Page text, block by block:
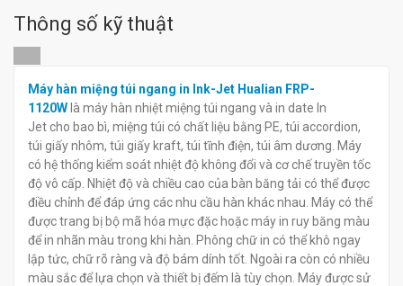
770III
0đ 0 đ
Thông số kỹ thuật
Máy hàn miệng túi ngang in Ink-Jet Hualian FRP-
1120W là máy hàn nhiệt miệng túi ngang và in date In
Jet cho bao bì, miệng túi có chất liệu bằng PE, túi accordion,
túi giấy nhôm, túi giấy kraft, túi tĩnh điện, túi âm dương. Máy
có hệ thống kiểm soát nhiệt độ không đổi và cơ chế truyền tốc
độ vô cấp. Nhiệt độ và chiều cao của bàn băng tải có thể được
điều chỉnh để đáp ứng các nhu cầu hàn khác nhau. Máy có thể
được trang bị bộ mã hóa mực đặc hoặc máy in ruy băng màu
để in nhãn màu trong khi hàn. Phông chữ in có thể khô ngay
lập tức, chữ rõ ràng và độ bám dính tốt. Ngoài ra còn có nhiều
màu sắc để lựa chọn và thiết bị đếm là tùy chọn. Máy được sử